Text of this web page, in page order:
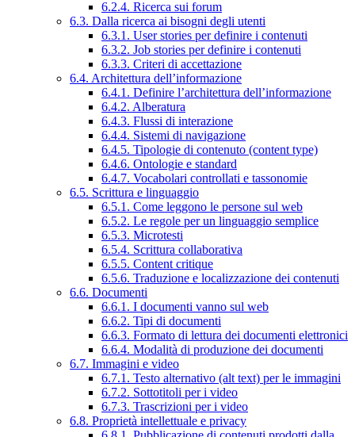
6.2.4. Ricerca sui forum
6.3. Dalla ricerca ai bisogni degli utenti
6.3.1. User stories per definire i contenuti
6.3.2. Job stories per definire i contenuti
6.3.3. Criteri di accettazione
6.4. Architettura dell’informazione
6.4.1. Definire l’architettura dell’informazione
6.4.2. Alberatura
6.4.3. Flussi di interazione
6.4.4. Sistemi di navigazione
6.4.5. Tipologie di contenuto (content type)
6.4.6. Ontologie e standard
6.4.7. Vocabolari controllati e tassonomie
6.5. Scrittura e linguaggio
6.5.1. Come leggono le persone sul web
6.5.2. Le regole per un linguaggio semplice
6.5.3. Microtesti
6.5.4. Scrittura collaborativa
6.5.5. Content critique
6.5.6. Traduzione e localizzazione dei contenuti
6.6. Documenti
6.6.1. I documenti vanno sul web
6.6.2. Tipi di documenti
6.6.3. Formato di lettura dei documenti elettronici
6.6.4. Modalità di produzione dei documenti
6.7. Immagini e video
6.7.1. Testo alternativo (alt text) per le immagini
6.7.2. Sottotitoli per i video
6.7.3. Trascrizioni per i video
6.8. Proprietà intellettuale e privacy